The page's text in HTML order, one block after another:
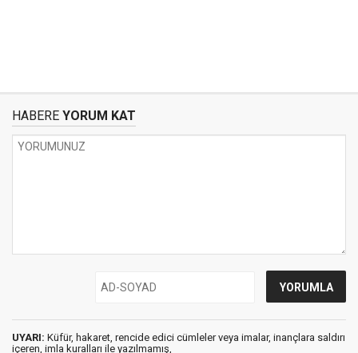
HABERE YORUM KAT
UYARI: Küfür, hakaret, rencide edici cümleler veya imalar, inançlara saldırı
içeren, imla kuralları ile yazılmamış,